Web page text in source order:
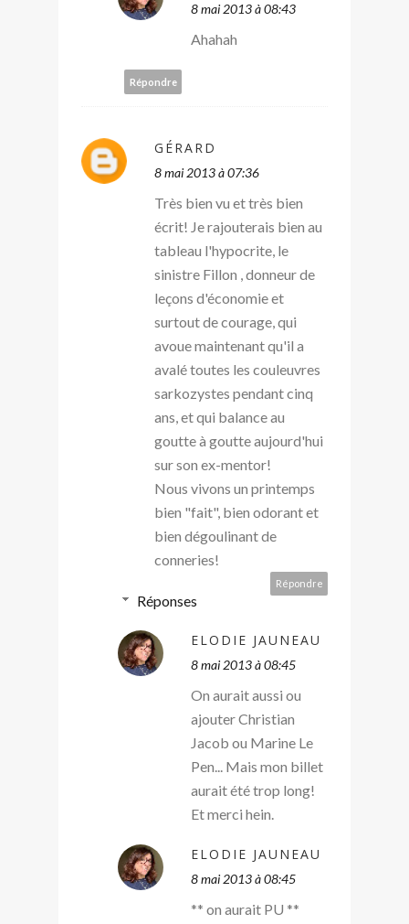
8 mai 2013 à 08:43
Ahahah
Répondre
GÉRARD
8 mai 2013 à 07:36
Très bien vu et très bien
écrit! Je rajouterais bien au
tableau l'hypocrite, le
sinistre Fillon , donneur de
leçons d'économie et
surtout de courage, qui
avoue maintenant qu'il a
avalé toutes les couleuvres
sarkozystes pendant cinq
ans, et qui balance au
goutte à goutte aujourd'hui
sur son ex-mentor!
Nous vivons un printemps
bien "fait", bien odorant et
bien dégoulinant de
conneries!
Répondre
Réponses
ELODIE JAUNEAU
8 mai 2013 à 08:45
On aurait aussi ou
ajouter Christian
Jacob ou Marine Le
Pen... Mais mon billet
aurait été trop long!
Et merci hein.
ELODIE JAUNEAU
8 mai 2013 à 08:45
** on aurait PU **